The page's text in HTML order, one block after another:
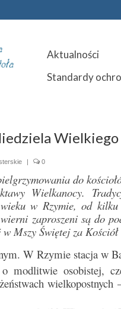
Aktualności
Standardy
0
do
Wielkanocy.
w Rzymie, od
zaproszeni są do
Mszy Świętej za Kościół
W Rzymie stacja w
modlitwie osobistej,